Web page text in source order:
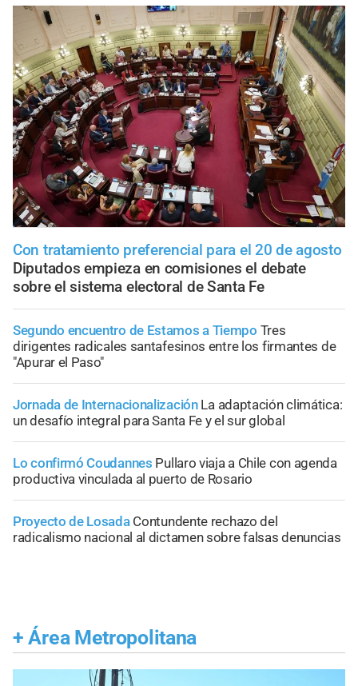
Con tratamiento preferencial para el 20 de agosto
Diputados empieza en comisiones el debate
sobre el sistema electoral de Santa Fe
Segundo encuentro de Estamos a Tiempo Tres
dirigentes radicales santafesinos entre los firmantes de
"Apurar el Paso"
Jornada de Internacionalización La adaptación climática:
un desafío integral para Santa Fe y el sur global
Lo confirmó Coudannes Pullaro viaja a Chile con agenda
productiva vinculada al puerto de Rosario
Proyecto de Losada Contundente rechazo del
radicalismo nacional al dictamen sobre falsas denuncias
+ Área Metropolitana